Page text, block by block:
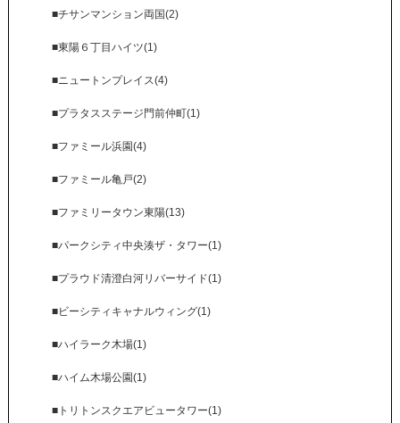
■チサンマンション両国(2)
■東陽６丁目ハイツ(1)
■ニュートンプレイス(4)
■プラタスステージ門前仲町(1)
■ファミール浜園(4)
■ファミール亀戸(2)
■ファミリータウン東陽(13)
■パークシティ中央湊ザ・タワー(1)
■プラウド清澄白河リバーサイド(1)
■ビーシティキャナルウィング(1)
■ハイラーク木場(1)
■ハイム木場公園(1)
■トリトンスクエアビュータワー(1)